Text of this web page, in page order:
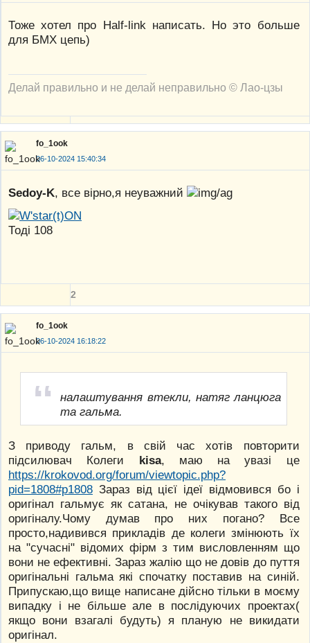
Тоже хотел про Half-link написать. Но это больше
для БМХ цепь)
Делай правильно и не делай неправильно © Лао-цзы
fo_1ook
06-10-2024 15:40:34
Sedoy-K, все вірно,я неуважний
Тоді 108
2
fo_1ook
06-10-2024 16:18:22
налаштування втекли, натяг ланцюга
та гальма.
З приводу гальм, в свій час хотів повторити
підсилювач Колеги kisa, маю на увазі це
https://krokovod.org/forum/viewtopic.php?
pid=1808#p1808 Зараз від цієї ідеї відмовився бо і
оригінал гальмує як сатана, не очікував такого від
оригіналу.Чому думав про них погано? Все
просто,надивився прикладів де колеги змінюють їх
на "сучасні" відомих фірм з тим висловленням що
вони не ефективні. Зараз жалію що не довів до пуття
оригінальні гальма які спочатку поставив на синій.
Припускаю,що вище написане дійсно тільки в моєму
випадку і не більше але в послідуючих проектах(
якщо вони взагалі будуть) я планую не викидати
оригінал.